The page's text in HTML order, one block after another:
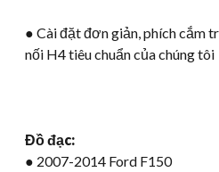
● Cài đặt đơn giản, phích cắm
nối H4 tiêu chuẩn của chúng tôi
Đồ đạc:
● 2007-2014 Ford F150